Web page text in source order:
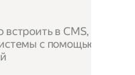
в CMS,
с помощью